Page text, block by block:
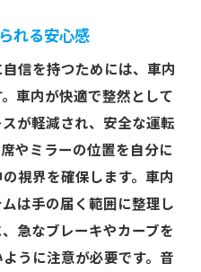
れる安心感
信を持つためには、車内
車内が快適で整然として
が軽減され、安全な運転
やミラーの位置を自分に
視界を確保します。車内
は手の届く範囲に整理し
急なブレーキやカーブを
うに注意が必要です。音